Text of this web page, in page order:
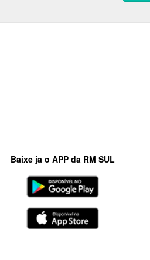
Baixe ja o APP da RM SUL